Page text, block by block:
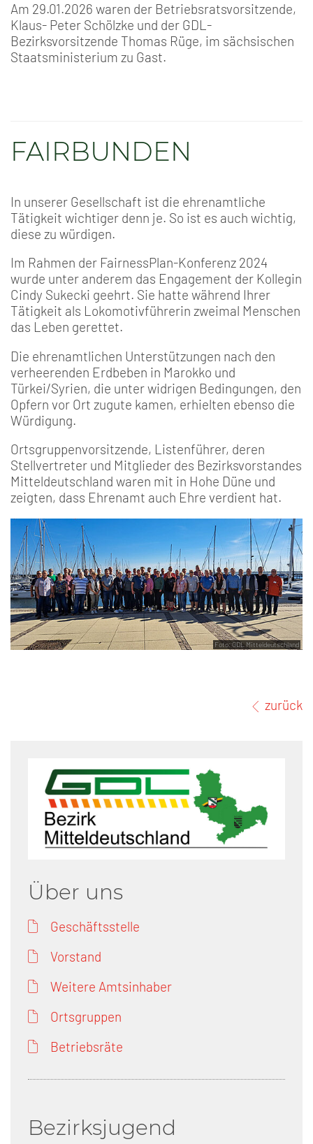
Am 29.01.2026 waren der Betriebsratsvorsitzende,
Klaus- Peter Schölzke und der GDL-
Bezirksvorsitzende Thomas Rüge, im sächsischen
Staatsministerium zu Gast.
FAIRBUNDEN
In unserer Gesellschaft ist die ehrenamtliche
Tätigkeit wichtiger denn je. So ist es auch wichtig,
diese zu würdigen.
Im Rahmen der FairnessPlan-Konferenz 2024
wurde unter anderem das Engagement der Kollegin
Cindy Sukecki geehrt. Sie hatte während Ihrer
Tätigkeit als Lokomotivführerin zweimal Menschen
das Leben gerettet.
Die ehrenamtlichen Unterstützungen nach den
verheerenden Erdbeben in Marokko und
Türkei/Syrien, die unter widrigen Bedingungen, den
Opfern vor Ort zugute kamen, erhielten ebenso die
Würdigung.
Ortsgruppenvorsitzende, Listenführer, deren
Stellvertreter und Mitglieder des Bezirksvorstandes
Mitteldeutschland waren mit in Hohe Düne und
zeigten, dass Ehrenamt auch Ehre verdient hat.
Foto: GDL Mitteldeutschland
zurück
Über uns
Geschäftsstelle
Vorstand
Weitere Amtsinhaber
Ortsgruppen
Betriebsräte
Bezirksjugend